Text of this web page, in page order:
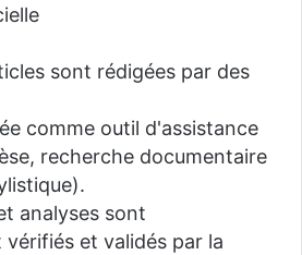
sont rédigées par des
comme outil d'assistance
recherche documentaire
analyses sont
et validés par la